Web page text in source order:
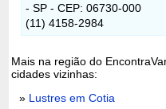
- SP - CEP: 06730-000
(11) 4158-2984
Mais na região do
cidades vizinhas:
» Lustres em Cotia